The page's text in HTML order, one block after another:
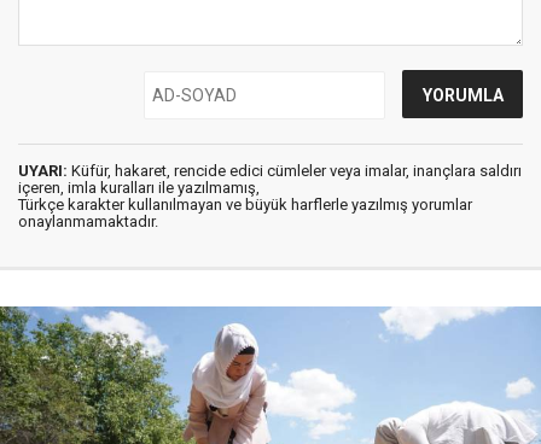
UYARI: Küfür, hakaret, rencide edici cümleler veya imalar, inançlara saldırı
içeren, imla kuralları ile yazılmamış,
Türkçe karakter kullanılmayan ve büyük harflerle yazılmış yorumlar
onaylanmamaktadır.